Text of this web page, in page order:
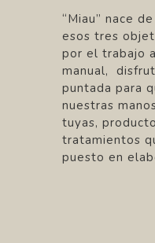
“Miau” nace
esos tres
por el trabajo
manual,
puntada para
nuestras
tuyas,
tratamientos
puesto en